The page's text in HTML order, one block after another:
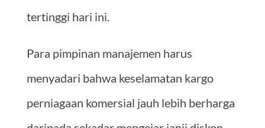
tertinggi hari ini.
Para pimpinan manajemen harus
menyadari bahwa keselamatan kargo
perniagaan komersial jauh lebih berharga